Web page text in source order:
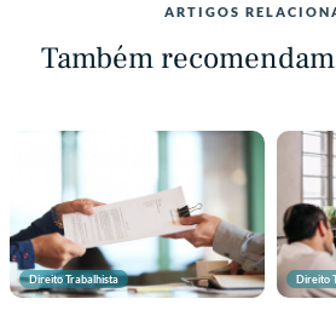
ARTIGOS
Também
Direito Trabalhista Direito